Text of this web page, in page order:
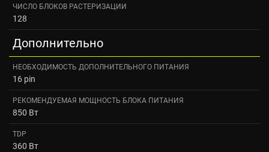
ЧИСЛО БЛОКОВ РАСТЕРИЗАЦИИ
128
Дополнительно
НЕОБХОДИМОСТЬ ДОПОЛНИТЕЛЬНОГО ПИТАНИЯ
16 pin
РЕКОМЕНДУЕМАЯ МОЩНОСТЬ БЛОКА ПИТАНИЯ
850 Вт
TDP
360 Вт